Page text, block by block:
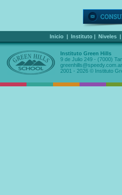
Inicio | Instituto | Niveles |
Instituto Green Hills
9 de Julio 249 - (7000)
greenhills@speedy.com.ar
2001 - 2026 © Instituto